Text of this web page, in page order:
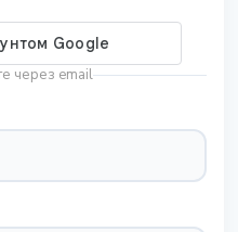
через email